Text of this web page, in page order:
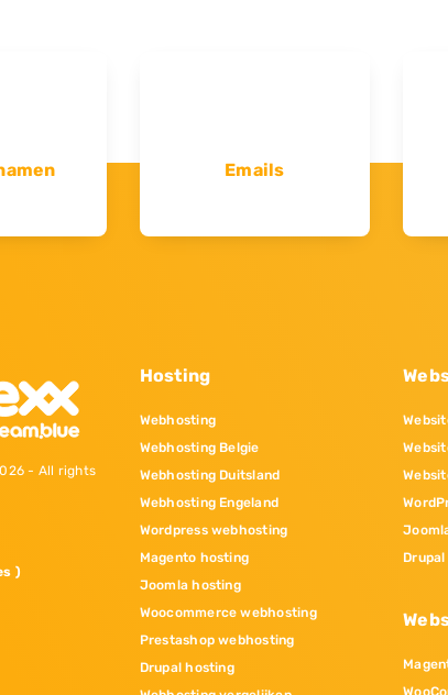
Emails
- All rights
)
Hosting
Webhosting
Webhosting Belgie
Webhosting Duitsland
Webhosting Engeland
Wordpress webhosting
Magento hosting
Joomla hosting
Woocommerce webhosting
Prestashop webhosting
Drupal hosting